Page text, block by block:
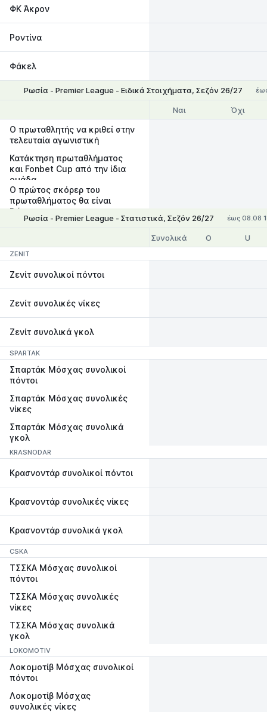
ΦΚ Άκρον
Ροντίνα
Φάκελ
Ρωσία - Premier League - Ειδικά Στοιχήματα, Σεζόν 26/27
Ναι Όχι
Ο πρωταθλητής να κριθεί στην
τελευταία αγωνιστική
Κατάκτηση πρωταθλήματος
και Fonbet Cup από την ίδια
ομάδα
Ο πρώτος σκόρερ του
πρωταθλήματος θα είναι
Ρώσος
Ρωσία - Premier League - Στατιστικά, Σεζόν 26/27 έως 08.08
Συνολικά O U
ZENIT
Ζενίτ συνολικοί πόντοι
Ζενίτ συνολικές νίκες
Ζενίτ συνολικά γκολ
SPARTAK
Σπαρτάκ Μόσχας συνολικοί
πόντοι
Σπαρτάκ Μόσχας συνολικές
νίκες
Σπαρτάκ Μόσχας συνολικά
γκολ
KRASNODAR
Κρασνοντάρ συνολικοί πόντοι
Κρασνοντάρ συνολικές νίκες
Κρασνοντάρ συνολικά γκολ
CSKA
ΤΣΣΚΑ Μόσχας συνολικοί
πόντοι
ΤΣΣΚΑ Μόσχας συνολικές
νίκες
ΤΣΣΚΑ Μόσχας συνολικά
γκολ
LOKOMOTIV
Λοκομοτίβ Μόσχας συνολικοί
πόντοι
Λοκομοτίβ Μόσχας
συνολικές νίκες